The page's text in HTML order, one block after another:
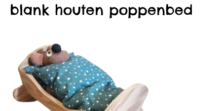
blank houten poppenbed